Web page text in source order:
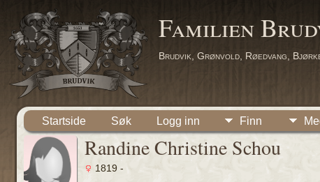
Familien
Brudvik, Grønvold, Røedvang,
Startside Søk Logg inn Finn
Randine Christine Schou
1819 -